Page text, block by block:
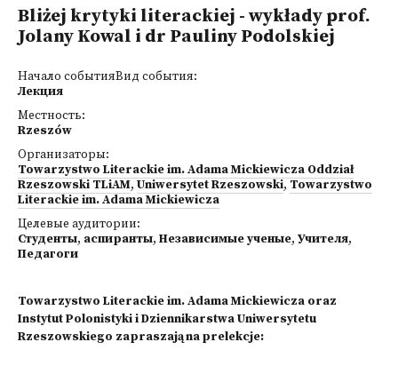
Bliżej krytyki literackiej - wykłady prof.
Jolany Kowal i dr Pauliny Podolskiej
Начало событияВид события:
Лекция
Местность:
Rzeszów
Организаторы:
Towarzystwo Literackie im. Adama Mickiewicza Oddział
Rzeszowski TLiAM, Uniwersytet Rzeszowski, Towarzystwo
Literackie im. Adama Mickiewicza
Целевые аудитории:
Студенты, аспиранты, Независимые ученые, Учителя,
Педагоги
Towarzystwo Literackie im. Adama Mickiewicza oraz
Instytut Polonistyki i Dziennikarstwa Uniwersytetu
Rzeszowskiego zapraszają na prelekcje: